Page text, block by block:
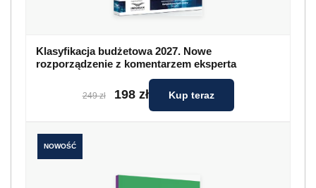
Klasyfikacja budżetowa 2027. Nowe
rozporządzenie z komentarzem eksperta
249 zł 198 zł Kup teraz
NOWOŚĆ